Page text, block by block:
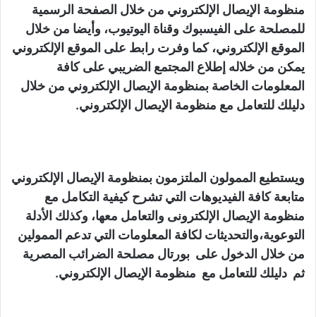
منظومة الإيصال الإلكتروني من خلال الصفحة الرسمية
للمصلحة على الفيسبوك وقناة اليوتيوب، وأيضا من خلال
الموقع الإلكتروني، كما وفرت رابط على الموقع الإلكتروني
يمكن من خلاله إطلاع المجتمع الضريبي على كافة
المعلومات الخاصة بمنظومة الإيصال الإلكتروني من خلال
دليلك للتعامل مع منظومة الإيصال الإلكتروني.
ويستطيع الممولون الملتزمون بمنظومة الإيصال الإلكتروني
متابعة كافة الفيديوهات التي تشرح كيفية التكامل مع
منظومة الإيصال الإلكترونى والتعامل معها، وكذلك الأدلة
التوعوية،والتحديثات لكافة المعلومات التي تدعم الممولين
من خلال الدخول على بورتال مصلحة الضرائب المصرية
ثم دليلك للتعامل مع منظومة الإيصال الإلكتروني.